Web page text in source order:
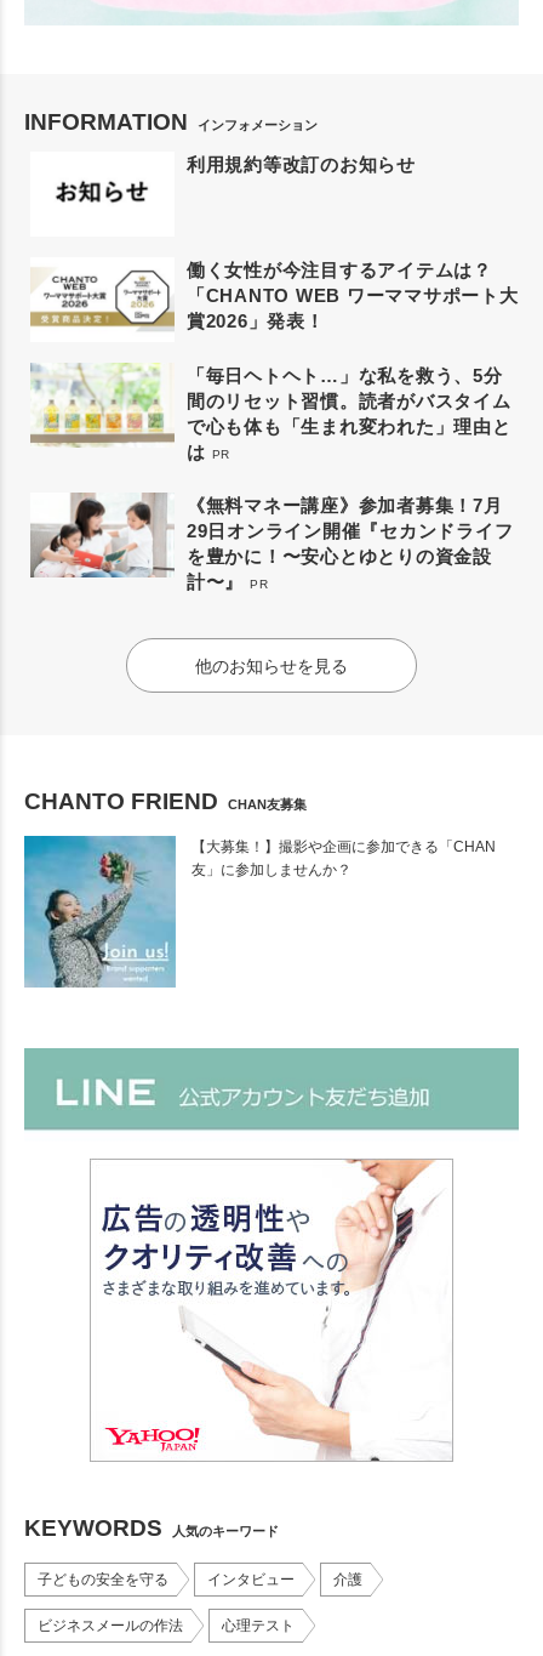
INFORMATION インフォメーション
利用規約等改訂のお知らせ
働く女性が今注目するアイテムは？
「CHANTO WEB ワーママサポート大
賞2026」発表！
「毎日ヘトヘト…」な私を救う、5分
間のリセット習慣。読者がバスタイム
で心も体も「生まれ変われた」理由と
は PR
《無料マネー講座》参加者募集！7月
29日オンライン開催『セカンドライフ
を豊かに！〜安心とゆとりの資金設
計〜』
PR
他のお知らせを見る
CHANTO FRIEND CHAN友募集
【大募集！】撮影や企画に参加できる「CHAN
友」に参加しませんか？
KEYWORDS 人気のキーワード
子どもの安全を守る インタビュー 介護
ビジネスメールの作法 心理テスト